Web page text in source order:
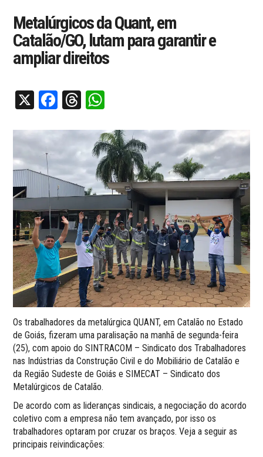
Metalúrgicos da Quant, em
Catalão/GO, lutam para garantir e
ampliar direitos
X Facebook
Threads
Os trabalhadores da metalúrgica QUANT, em Catalão no Estado
de Goiás, fizeram uma paralisação na manhã de segunda-feira
(25), com apoio do SINTRACOM – Sindicato dos Trabalhadores
nas Indústrias da Construção Civil e do Mobiliário de Catalão e
da Região Sudeste de Goiás e SIMECAT – Sindicato dos
Metalúrgicos de Catalão.
De acordo com as lideranças sindicais, a negociação do acordo
coletivo com a empresa não tem avançado, por isso os
trabalhadores optaram por cruzar os braços. Veja a seguir as
principais reivindicações: